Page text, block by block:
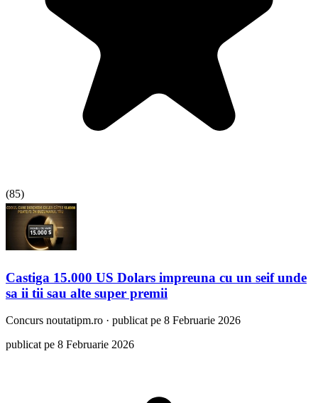
(85)
Castiga 15.000 US Dolars impreuna cu un seif unde
sa ii tii sau alte super premii
Concurs noutatipm.ro · publicat pe 8 Februarie 2026
publicat pe 8 Februarie 2026